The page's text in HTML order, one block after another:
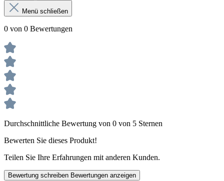
Menü schließen
0 von 0 Bewertungen
Durchschnittliche Bewertung von 0 von 5 Sternen
Bewerten Sie dieses Produkt!
Teilen Sie Ihre Erfahrungen mit anderen Kunden.
Bewertung schreiben Bewertungen anzeigen